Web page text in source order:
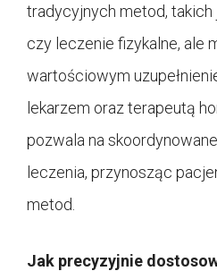
tradycyjnych metod,
czy leczenie fizykalne, ale
wartościowym
lekarzem oraz terapeutą
pozwala na
leczenia, przynosząc
metod.
Jak precyzyjnie